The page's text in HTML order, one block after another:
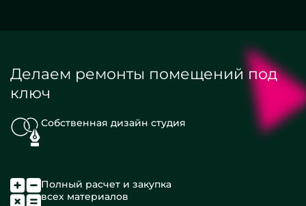
Делаем ремонты помещений под
ключ
Собственная дизайн студия
Полный расчет и закупка
всех материалов